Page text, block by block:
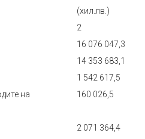
(хил.лв.)
2
16 076 047,3
14 353 683,1
1 542 617,5
на
160 026,5
2 071 364,4